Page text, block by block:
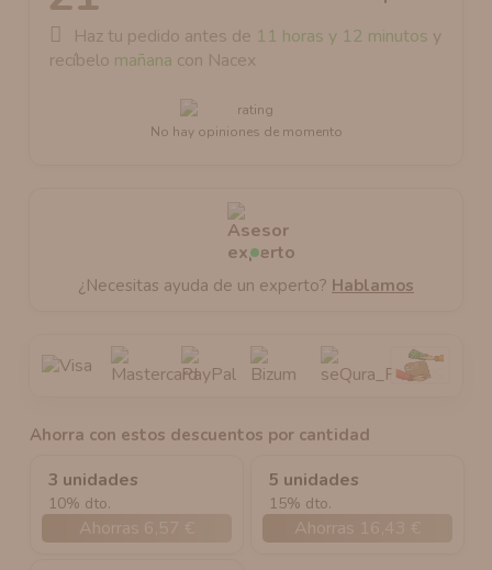
Ahorra con estos descuentos por cantidad
3 unidades
10% dto.
Ahorras 6,57 €
5 unidades
15% dto.
Ahorras 16,43 €
Haz tu pedido antes de 11 horas y 12 minutos y
recíbelo mañana con Nacex
No hay opiniones de momento
¿Necesitas ayuda de un experto? Hablamos